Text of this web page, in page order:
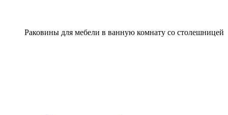
Раковины для мебели в ванную комнату со столешницей